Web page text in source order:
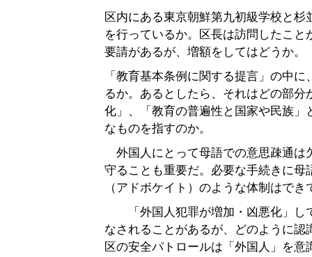
区内にある東京朝鮮第九初級学校と杉
を行っているか。区長は訪問したこと
要請があるが、増額をしてはどうか。
「教育基本条例に関する提言」の中
るか。あるとしたら、それはどの部分
化」、「教育の普遍性と国家や民族」
なものを指すのか。
外国人にとって母語での意思疎通は
守ることも重要だ。必要な手続きに母
（アドボケイト）のような体制はでき
「外国人犯罪が増加・凶悪化」し
なされることがあるが、どのように認
区の安全パトロールは「外国人」を意